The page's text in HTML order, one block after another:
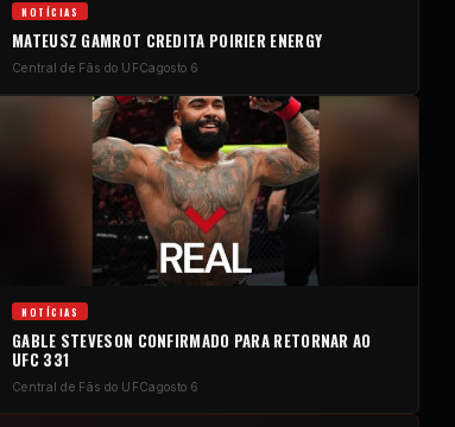
NOTÍCIAS
MATEUSZ GAMROT CREDITA POIRIER ENERGY
Central de Fãs do UFCagosto 6
NOTÍCIAS
GABLE STEVESON CONFIRMADO PARA RETORNAR AO
UFC 331
Central de Fãs do UFCagosto 6